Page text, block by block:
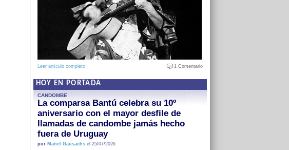
Leer artículo completo 1 Comentario
HOY EN PORTADA
CANDOMBE
La comparsa Bantú celebra su 10º
aniversario con el mayor desfile de
llamadas de candombe jamás hecho
fuera de Uruguay
por Manel Gausachsel 25/07/2026